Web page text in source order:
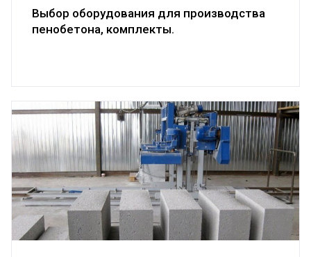
Выбор оборудования для производства
пенобетона, комплекты.